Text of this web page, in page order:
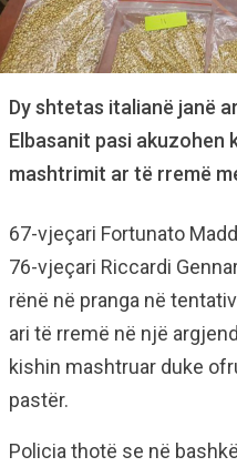
Dy shtetas italianë janë
Elbasanit pasi akuzohen
mashtrimit ar të rremë
67-vjeçari Fortunato
76-vjeçari Riccardi
rënë në pranga në
ari të rremë në një
kishin mashtruar duke
pastër.
Policia thotë se në